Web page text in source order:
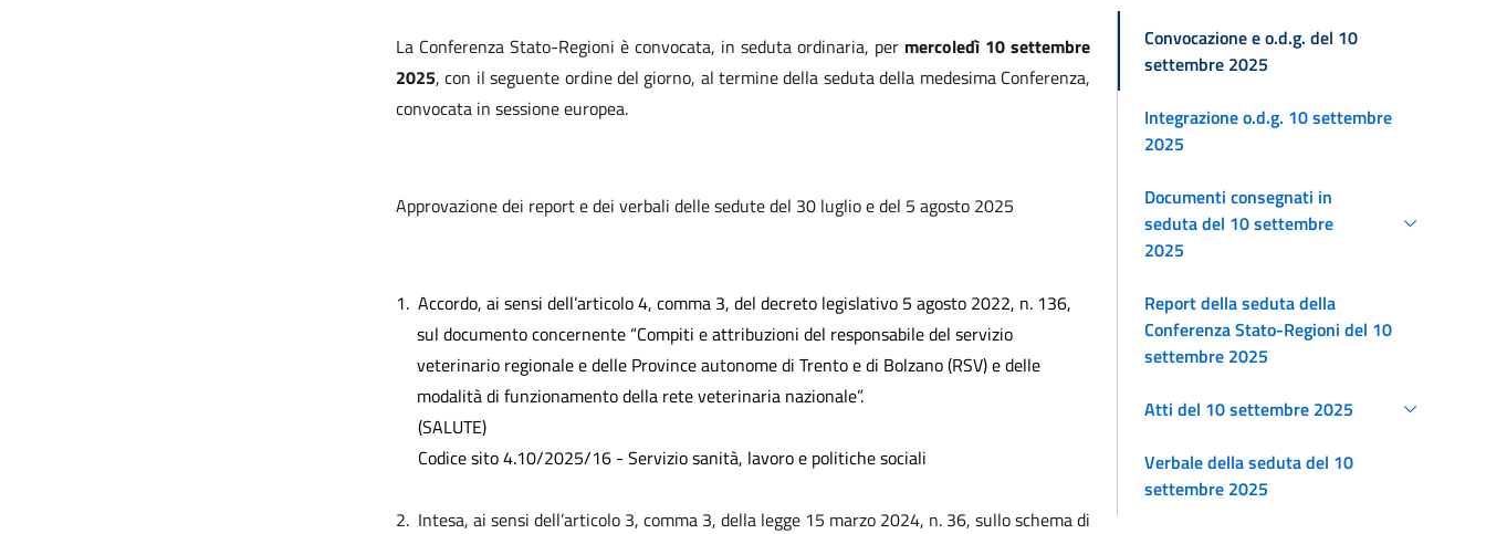
La Conferenza Stato-Regioni è convocata, in seduta ordinaria, per mercoledì 10 settembre
2025, con il seguente ordine del giorno, al termine della seduta della medesima Conferenza,
convocata in sessione europea.
Approvazione dei report e dei verbali delle sedute del 30 luglio e del 5 agosto 2025
1. Accordo, ai sensi dell’articolo 4, comma 3, del decreto legislativo 5 agosto 2022, n. 136,
sul documento concernente “Compiti e attribuzioni del responsabile del servizio
veterinario regionale e delle Province autonome di Trento e di Bolzano (RSV) e delle
modalità di funzionamento della rete veterinaria nazionale”.
(SALUTE)
Codice sito 4.10/2025/16 - Servizio sanità, lavoro e politiche sociali
2. Intesa, ai sensi dell’articolo 3, comma 3, della legge 15 marzo 2024, n. 36, sullo schema di
Convocazione e o.d.g. del 10
settembre 2025
Integrazione o.d.g. 10 settembre
2025
Documenti consegnati in
seduta del 10 settembre
2025
Report della seduta della
Conferenza Stato-Regioni del 10
settembre 2025
Atti del 10 settembre 2025
Verbale della seduta del 10
settembre 2025